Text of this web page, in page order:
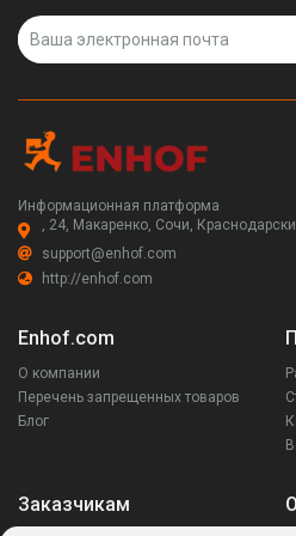
Информационная платформа
, 24, Макаренко, Сочи,
support@enhof.com
http://enhof.com
Enhof.com
О компании
Перечень запрещенных товаров
Блог
Заказчикам